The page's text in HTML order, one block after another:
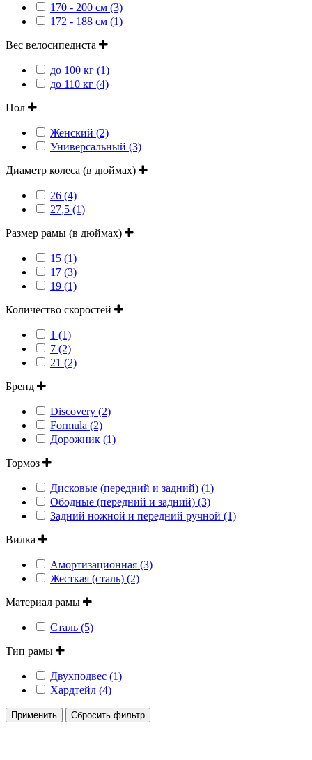
170 - 200 см (3)
172 - 188 см (1)
Вес велосипедиста
до 100 кг (1)
до 110 кг (4)
Пол
Женский (2)
Универсальный (3)
Диаметр колеса (в дюймах)
26 (4)
27,5 (1)
Размер рамы (в дюймах)
15 (1)
17 (3)
19 (1)
Количество скоростей
1 (1)
7 (2)
21 (2)
Бренд
Discovery (2)
Formula (2)
Дорожник (1)
Тормоз
Дисковые (передний и задний) (1)
Ободные (передний и задний) (3)
Задний ножной и передний ручной (1)
Вилка
Амортизационная (3)
Жесткая (сталь) (2)
Материал рамы
Сталь (5)
Тип рамы
Двухподвес (1)
Хардтейл (4)
Применить Сбросить фильтр